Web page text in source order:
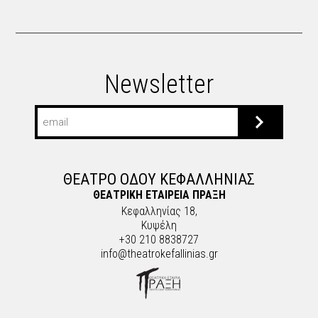
Newsletter
ΘΕΑΤΡΟ ΟΔΟΥ ΚΕΦΑΛΛΗΝΙΑΣ
ΘΕΑΤΡΙΚΗ ΕΤΑΙΡΕΙΑ ΠΡΑΞΗ
Κεφαλληνίας 18,
Κυψέλη
+30 210 8838727
info@theatrokefallinias.gr